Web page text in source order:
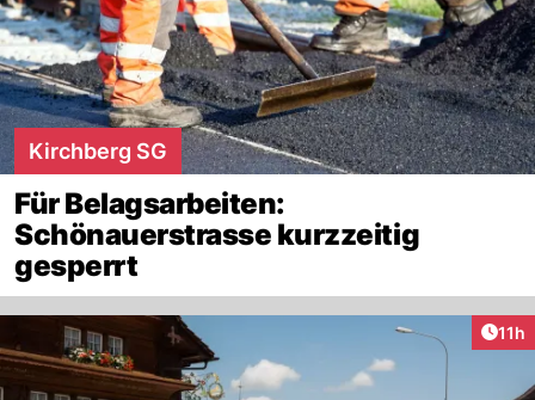
Kirchberg SG
Für Belagsarbeiten:
Schönauerstrasse kurzzeitig
gesperrt
11h